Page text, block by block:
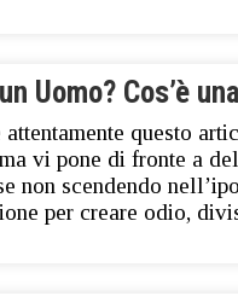
Uomo? Cos’è
attentamente questo
vi pone di fronte a
non scendendo
per creare odio,